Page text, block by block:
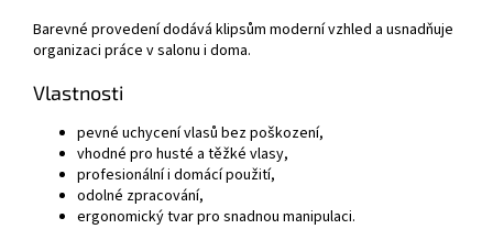
Barevné provedení dodává klipsům moderní vzhled a usnadňuje
organizaci práce v salonu i doma.
Vlastnosti
pevné uchycení vlasů bez poškození,
vhodné pro husté a těžké vlasy,
profesionální i domácí použití,
odolné zpracování,
ergonomický tvar pro snadnou manipulaci.